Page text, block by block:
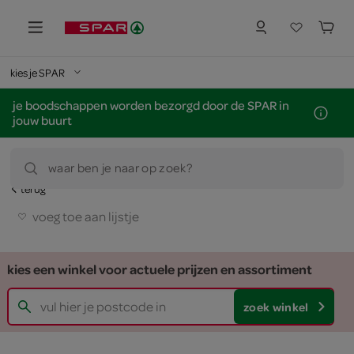
kies je SPAR
je boodschappen worden bezorgd door de SPAR in
jouw buurt
waar ben je naar op zoek?
terug
voeg toe aan lijstje
kies een winkel voor actuele prijzen en assortiment
zoek winkel